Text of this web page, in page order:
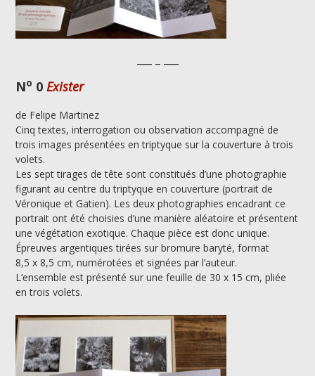
No 0Exister
de Felipe Martinez
Cinq textes, interrogation ou observation accompagné de
trois images présentées en triptyque sur la couverture à trois
volets.
Les sept tirages de tête sont constitués d’une photographie
figurant au centre du triptyque en couverture (portrait de
Véronique et Gatien). Les deux photographies encadrant ce
portrait ont été choisies d’une manière aléatoire et présentent
une végétation exotique. Chaque pièce est donc unique.
Épreuves argentiques tirées sur bromure baryté, format
8,5 x 8,5 cm, numérotées et signées par l’auteur.
L’ensemble est présenté sur une feuille de 30 x 15 cm, pliée
en trois volets.